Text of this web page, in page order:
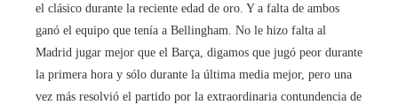
el clásico durante la reciente edad de oro. Y a falta de ambos
ganó el equipo que tenía a Bellingham. No le hizo falta al
Madrid jugar mejor que el Barça, digamos que jugó peor durante
la primera hora y sólo durante la última media mejor, pero una
vez más resolvió el partido por la extraordinaria contundencia de